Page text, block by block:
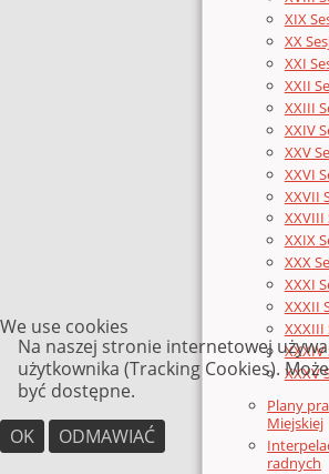
XIX
XX
XXI
XXII
XXIII
XXIV
XXV
XXVI
XXVII
XXVIII
XXIX
XXX
XXXI
XXXII
XXXIII
XXXIV
XXXV
Plany
Miejskiej
radnych
We use cookies
Na naszej stronie internetowej
użytkownika (Tracking Cookies).
być dostępne.
OK
ODMAWIAĆ